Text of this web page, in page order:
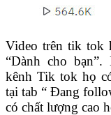
Video trên tik tok
“Dành cho
kênh Tik tok họ
tại tab “ Đang
có chất lượng cao